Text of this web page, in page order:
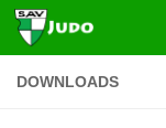
Zum Inhalt
DOWNLOADS